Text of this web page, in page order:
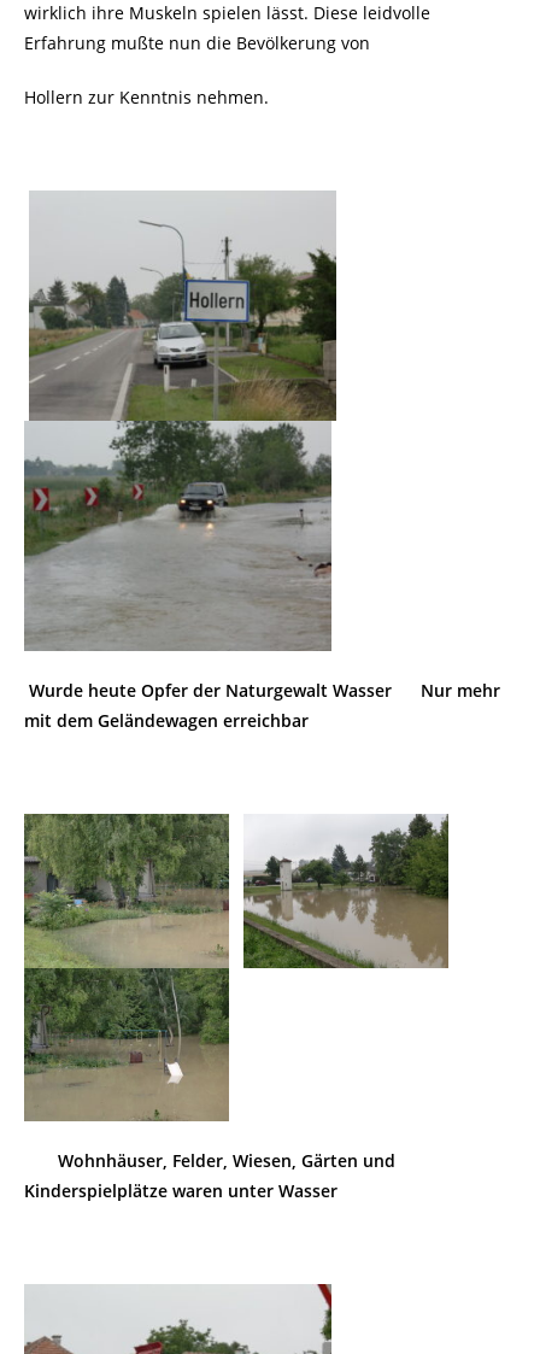
wirklich ihre Muskeln spielen lässt. Diese leidvolle
Erfahrung mußte nun die Bevölkerung von
Hollern zur Kenntnis nehmen.
Wurde heute Opfer der Naturgewalt Wasser Nur mehr
mit dem Geländewagen erreichbar
Wohnhäuser, Felder, Wiesen, Gärten und
Kinderspielplätze waren unter Wasser